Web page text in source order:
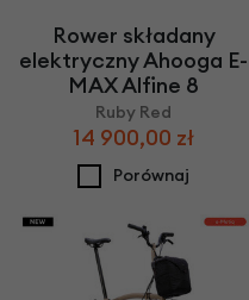
Rower składany
elektryczny Ahooga E-
MAX Alfine 8
Ruby Red
14 900,00 zł
Porównaj